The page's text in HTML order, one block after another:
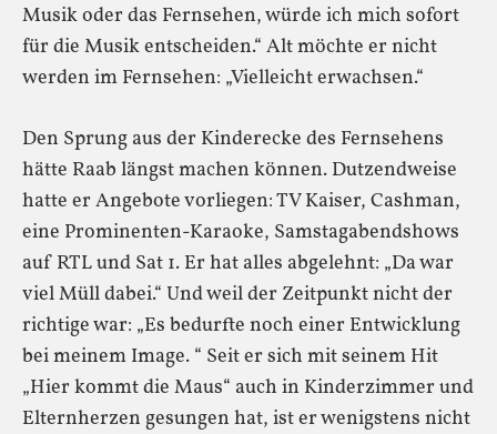
Musik oder das Fernsehen, würde ich mich sofort
für die Musik entscheiden.“ Alt möchte er nicht
werden im Fernsehen: „Vielleicht erwachsen.“
Den Sprung aus der Kinderecke des Fernsehens
hätte Raab längst machen können. Dutzendweise
hatte er Angebote vorliegen: TV Kaiser, Cashman,
eine Prominenten-Karaoke, Samstagabendshows
auf RTL und Sat 1. Er hat alles abgelehnt: „Da war
viel Müll dabei.“ Und weil der Zeitpunkt nicht der
richtige war: „Es bedurfte noch einer Entwicklung
bei meinem Image. “ Seit er sich mit seinem Hit
„Hier kommt die Maus“ auch in Kinderzimmer und
Elternherzen gesungen hat, ist er wenigstens nicht